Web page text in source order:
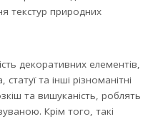
текстур природних
декоративних елементів,
та інші різноманітні
та вишуканість, роблять
Крім того, такі